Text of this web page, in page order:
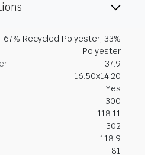
67% Recycled Polyester, 33%
Polyester
37.9
16.50x14.20
Yes
300
118.11
302
118.9
81